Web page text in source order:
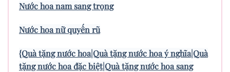
Nước hoa nam sang trọng
Nước hoa nữ quyến rũ
{Quà tặng nước hoa|Quà tặng nước hoa ý nghĩa|Quà
tặng nước hoa đặc biệt|Quà tặng nước hoa sang